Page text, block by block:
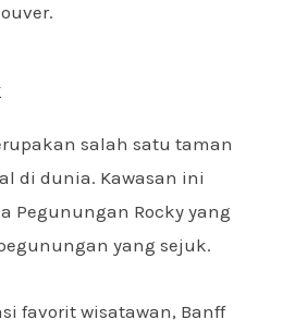
salah satu taman
di dunia. Kawasan ini
Pegunungan Rocky yang
yang sejuk.
favorit wisatawan, Banff